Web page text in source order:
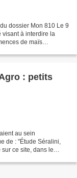
dossier Mon 810 Le 9
visant à interdire la
de maïs
: petits
au sein
de : "Étude Séralini,
ce site, dans le